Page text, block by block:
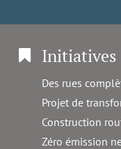
Initiatives
Des rues
Projet de
Construction
Zéro émission